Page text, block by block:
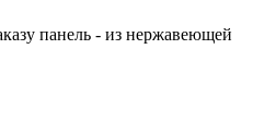
панель - из нержавеющей